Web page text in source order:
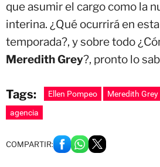
que asumir el cargo como la
interina. ¿Qué ocurrirá en
temporada?, y sobre todo
Meredith Grey?, pronto lo
Tags: Ellen Pompeo Meredith Grey
agencia
COMPARTIR: